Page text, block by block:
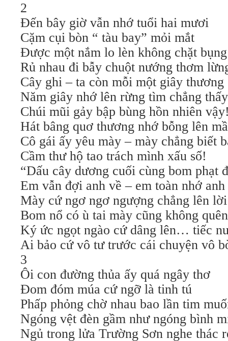
2
Đến bây giờ vẫn nhớ tuổi hai mươi
Cặm cụi bòn “ tàu bay” mỏi mắt
Được một nắm lo lèn không chặt bụng
Rủ nhau đi bẫy chuột nướng thơm
Cây ghi – ta còn mỗi một giây thương
Năm giây nhớ lên rừng tìm chẳng thấy
Chúi mũi gảy bập bùng hồn nhiên
Hát bâng quơ thương nhớ bỗng lên
Cô gái ấy yêu mày – mày chẳng biết
Cầm thư hộ tao trách mình xấu số!
“Dấu cây dương cuối cùng bom phạt
Em vẫn đợi anh về – em toàn nhớ
Mày cứ ngơ ngơ ngượng chẳng lên
Bom nổ có ù tai mày cũng không
Ký ức ngọt ngào cứ dâng lên… tiếc
Ai bảo cứ vô tư trước cái chuyện vô
3
Ôi con đường thủa ấy quá ngây thơ
Đom đóm múa cứ ngỡ là tinh tú
Phấp phỏng chờ nhau bao lần tim
Ngóng vệt đèn gầm như ngóng bình
Ngủ trong lửa Trường Sơn nghe thác